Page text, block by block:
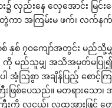
ား၌ လှည်း‌နေ ‌လှေ‌အောင်း မ
ာ အကြမ်းမ ဖက်၊ လက်နက်
စ် နှစ် ၇၀‌ကျော်အတွင်း မ
မည်သူမျှ အသိအမှတ်မပြု၍ မ
ကပါ အံ့ဩစွာ အချိန်ပြည့် ‌စ
ြီးဖြစ်‌ပေသည်။ မတရား‌သ
ြီးကို လူငယ်၊ လူထုအားဖြင့်